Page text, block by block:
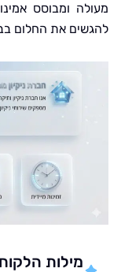
ומבוסס אמינות.
את החלום בביתכם
מילות הלקוח